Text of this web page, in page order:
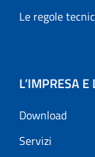
Le regole
L’IMPRESA E
Download
Servizi